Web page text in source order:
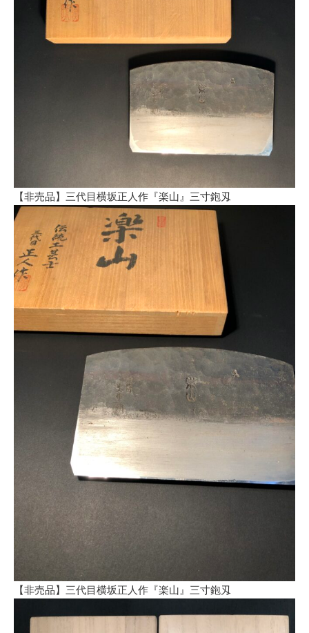
【非売品】三代目横坂正人作『楽山』三寸鉋刄
【非売品】三代目横坂正人作『楽山』三寸鉋刄